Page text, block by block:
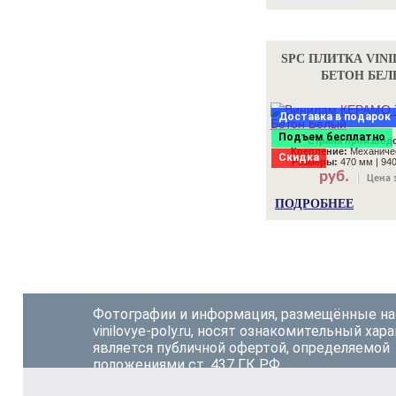
SPC ПЛИТКА
БЕТОН
Доставка в подарок
Подъем бесплатно
Скидка
Страна
Крепление:
Размеры: 470 мм |
руб. Цена
ПОДРОБНЕЕ
Фотографии и информация, размещённые на
vinilovye-poly.ru, носят ознакомительный
является публичной офертой, определяемой
положениями ст. 437 ГК РФ.